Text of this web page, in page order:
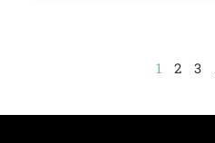
1 2 3